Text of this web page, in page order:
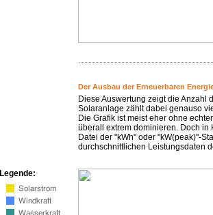
Der Ausbau der Erneuerbaren
Diese Auswertung zeigt die Anzahl
Solaranlage zählt dabei genauso
Die Grafik ist meist eher ohne
überall extrem dominieren. Doch in
Datei der "kWh" oder "kW(peak)"-
durchschnittlichen Leistungsdaten
Legende: